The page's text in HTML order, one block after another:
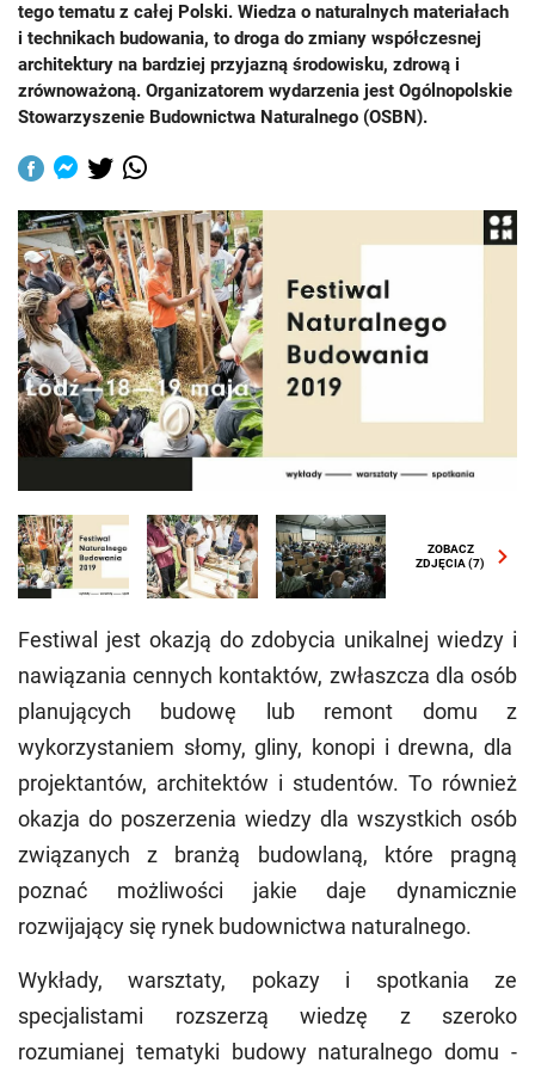
tego tematu z całej Polski. Wiedza o naturalnych materiałach
i technikach budowania, to droga do zmiany współczesnej
architektury na bardziej przyjazną środowisku, zdrową i
zrównoważoną. Organizatorem wydarzenia jest Ogólnopolskie
Stowarzyszenie Budownictwa Naturalnego (OSBN).
ZOBACZ
ZDJĘCIA(7)
Festiwal jest okazją do zdobycia unikalnej wiedzy i
nawiązania cennych kontaktów, zwłaszcza dla osób
planujących budowę lub remont domu z
wykorzystaniem słomy, gliny, konopi i drewna, dla
projektantów, architektów i studentów. To również
okazja do poszerzenia wiedzy dla wszystkich osób
związanych z branżą budowlaną, które pragną
poznać możliwości jakie daje dynamicznie
rozwijający się rynek budownictwa naturalnego.
Wykłady, warsztaty, pokazy i spotkania ze
specjalistami rozszerzą wiedzę z szeroko
rozumianej tematyki budowy naturalnego domu -